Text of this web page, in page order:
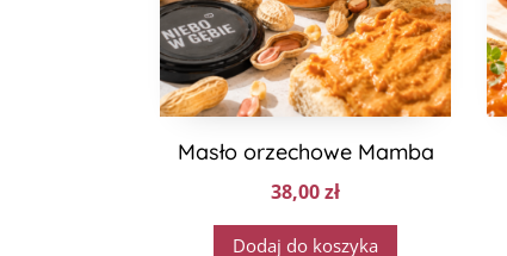
Masło orzechowe Mamba
38,00zł
Dodaj do koszyka